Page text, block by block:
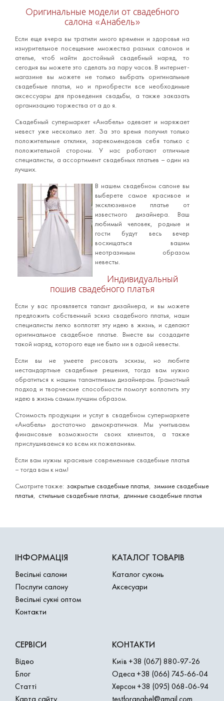
Оригинальные модели от свадебного
салона «Анабель»
Если еще вчера вы тратили много времени и здоровья на
изнурительное посещение множества разных салонов и
ателье, чтоб найти достойный свадебный наряд, то
сегодня вы можете это сделать за пару часов. В интернет-
магазине вы можете не только выбрать оригинальные
свадебные платья, но и приобрести все необходимые
аксессуары для проведения свадьбы, а также заказать
организацию торжества от а до я.
Свадебный супермаркет «Анабель» одевает и наряжает
невест уже несколько лет. За это время получил только
положительные отклики, зарекомендовав себя только с
положительной стороны. У нас работают отличные
специалисты, а ассортимент свадебных платьев – один из
лучших.
В нашем свадебном салоне вы
выберете самое красивое и
эксклюзивное платье от
известного дизайнера. Ваш
любимый человек, родные и
гости будут весь вечер
восхищаться вашим
неотразимым образом
невесты.
Индивидуальный
пошив свадебного платья
Если у вас проявляется талант дизайнера, и вы можете
предложить собственный эскиз свадебного платья, наши
специалисты легко воплотят эту идею в жизнь, и сделают
оригинальное свадебное платье. Вместе вы создадите
такой наряд, которого еще не было ни в одной невесты.
Если вы не умеете рисовать эскизы, но любите
нестандартные свадебные решения, тогда вам нужно
обратиться к нашим талантливым дизайнерам. Грамотный
подход и творческие способности помогут воплотить эту
идею в жизнь самым лучшим образом.
Стоимость продукции и услуг в свадебном супермаркете
«Анабель» достаточно демократичная. Мы учитываем
финансовые возможности своих клиентов, а также
прислушиваемся ко всем их пожеланиям.
Если вам нужны красивые современные свадебные платья
– тогда вам к нам!
Смотрите также: закрытые свадебные платья, зимние свадебные
платья, стильные свадебные платья, длинные свадебные платья
ІНФОРМАЦІЯ
Весільні салони
Послуги салону
Весільні сукні оптом
Контакти
КАТАЛОГ ТОВАРІВ
Каталог суконь
Аксесуари
СЕРВІСИ
Відео
Блог
Статті
Карта сайту
КОНТАКТИ
Київ +38 (067) 880-97-26
Одеса +38 (066) 745-66-04
Херсон +38 (095) 068-06-94
testforanabel@gmail.com